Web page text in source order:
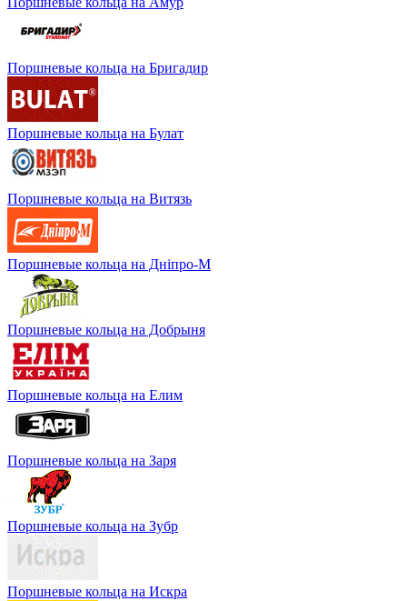
Поршневые кольца на Бригадир
Поршневые кольца на Булат
Поршневые кольца на Витязь
Поршневые кольца на Дніпро-М
Поршневые кольца на Добрыня
Поршневые кольца на Елим
Поршневые кольца на Заря
Поршневые кольца на Зубр
Поршневые кольца на Искра